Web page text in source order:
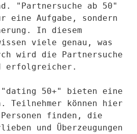
"Partnersuche ab 50"
eine Aufgabe, sondern
In diesem
viele genau, was
wird die Partnersuche
erfolgreicher.
50+" bieten eine
Teilnehmer können hier
finden, die
und Überzeugungen